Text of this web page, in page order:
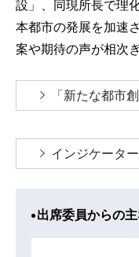
設」、同現所長で理
本都市の発展を加速
案や期待の声が相次
「新たな都市
インジケータ
出席委員からの